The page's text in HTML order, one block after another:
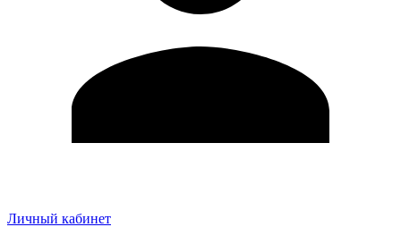
Личный кабинет